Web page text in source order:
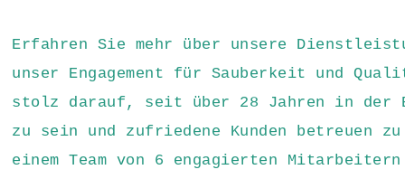
Erfahren Sie mehr über unsere
unser Engagement für Sauberkeit und
stolz darauf, seit über 28 Jahren in der
zu sein und zufriedene Kunden betreuen
einem Team von 6 engagierten